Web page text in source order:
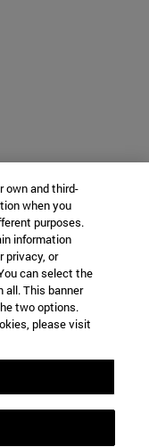
own and third-
when you
purposes.
information
privacy, or
can select the
all. This banner
two options.
please visit